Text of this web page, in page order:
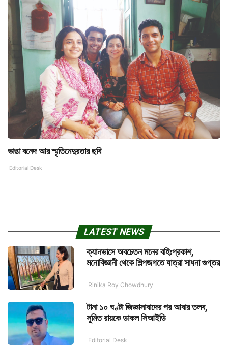
ভাঙা বনেদ আর স্মৃতিমেদুরতার ছবি
Editorial Desk
LATEST NEWS
ক্যানভাসে অবচেতন মনের বহিঃপ্রকাশ,
মনোবিজ্ঞানী থেকে শিল্পজগতে যাত্রা সাধনা গুপ্তর
Rinika Roy Chowdhury
টানা ১০ ঘণ্টা জিজ্ঞাসাবাদের পর আবার তলব,
সুমিত রায়কে ডাকল সিআইডি
Editorial Desk